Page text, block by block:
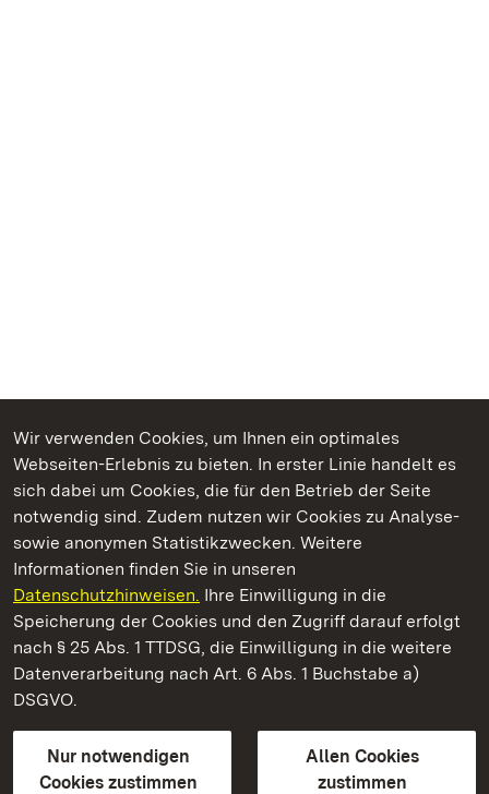
Wir verwenden Cookies, um Ihnen ein optimales
Webseiten-Erlebnis zu bieten. In erster Linie handelt es
sich dabei um Cookies, die für den Betrieb der Seite
notwendig sind. Zudem nutzen wir Cookies zu Analyse-
sowie anonymen Statistikzwecken. Weitere
Informationen finden Sie in unseren
Datenschutzhinweisen. Ihre Einwilligung in die
Speicherung der Cookies und den Zugriff darauf erfolgt
nach § 25 Abs. 1 TTDSG, die Einwilligung in die weitere
Datenverarbeitung nach Art. 6 Abs. 1 Buchstabe a)
DSGVO.
Nur notwendigen
Cookies zustimmen
Allen Cookies
zustimmen
Kommen. Staunen. Genießen.
Staatliche Schlösser und Gärten Baden‑Württemberg
Staatliche Schlösser und Gärten Baden-Württemberg
Kontakt
GebärdenspracheLeichte Sprache
Erklärung zur Barrierefreiheit
BITV-konform (geprüfte Seiten)